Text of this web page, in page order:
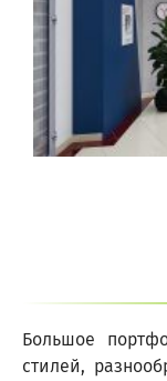
Большое
стилей,